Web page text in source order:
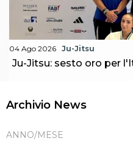
04 Ago 2026 Ju-Jitsu
Ju-Jitsu: sesto oro per
Archivio News
ANNO/MESE